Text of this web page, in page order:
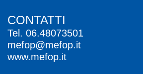
CONTATTI
Tel. 06.48073501
mefop@mefop.it
www.mefop.it